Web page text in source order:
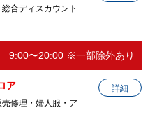
919
map.cainz.com/detail/903/
合ディスカウント
9:00〜20:00 ※一部除外あり
詳細
ア
売修理・婦人服・ア